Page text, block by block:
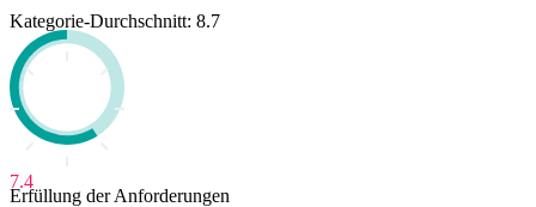
Kategorie-Durchschnitt: 8.7
7.4
Erfüllung der Anforderungen